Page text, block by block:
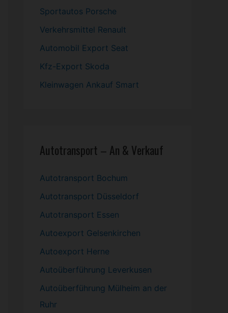
Sportautos Porsche
Verkehrsmittel Renault
Automobil Export Seat
Kfz-Export Skoda
Kleinwagen Ankauf Smart
Autotransport – An & Verkauf
Autotransport Bochum
Autotransport Düsseldorf
Autotransport Essen
Autoexport Gelsenkirchen
Autoexport Herne
Autoüberführung Leverkusen
Autoüberführung Mülheim an der
Ruhr